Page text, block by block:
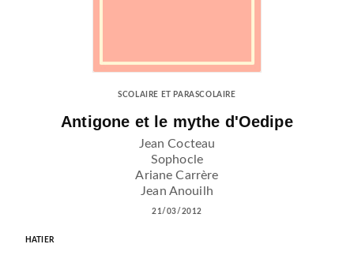
SCOLAIRE ET PARASCOLAIRE
Antigone et le mythe d'Oedipe
Jean Cocteau
Sophocle
Ariane Carrère
Jean Anouilh
21/03/2012
HATIER